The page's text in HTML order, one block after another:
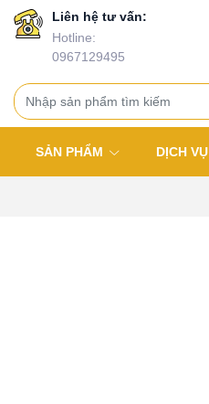
Liên hệ tư vấn:
Hotline:
0967129495
SẢN PHẨM DỊCH VỤ